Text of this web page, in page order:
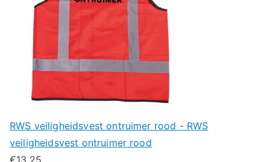
RWS veiligheidsvest ontruimer rood - RWS
veiligheidsvest ontruimer rood
€13.25